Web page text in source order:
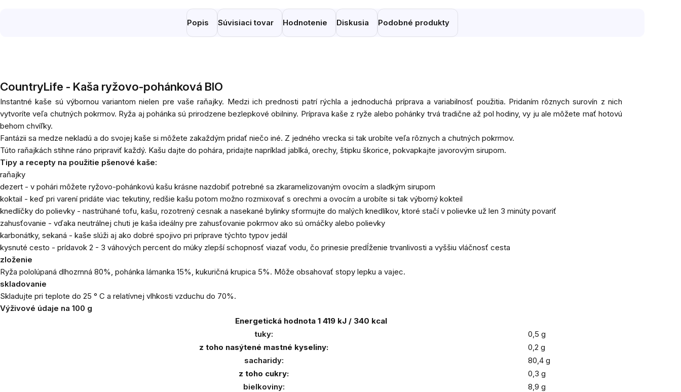
Popis Súvisiaci tovar Hodnotenie Diskusia Podobné produkty
CountryLife - Kaša ryžovo-pohánková BIO
Instantné kaše sú výbornou variantom nielen pre vaše raňajky. Medzi ich prednosti patrí rýchla a jednoduchá príprava a variabilnosť použitia. Pridaním rôznych surovín z nich
vytvoríte veľa chutných pokrmov. Ryža aj pohánka sú prirodzene bezlepkové obilniny. Príprava kaše z ryže alebo pohánky trvá tradične až pol hodiny, vy ju ale môžete mať hotovú
behom chvíľky.
Fantázii sa medze nekladú a do svojej kaše si môžete zakaždým pridať niečo iné. Z jedného vrecka si tak urobíte veľa rôznych a chutných pokrmov.
Túto raňajkách stihne ráno pripraviť každý. Kašu dajte do pohára, pridajte napríklad jablká, orechy, štipku škorice, pokvapkajte javorovým sirupom.
Tipy a recepty na použitie pšenové kaše:
raňajky
dezert - v pohári môžete ryžovo-pohánkovú kašu krásne nazdobiť potrebné sa zkaramelizovaným ovocím a sladkým sirupom
koktail - keď pri varení pridáte viac tekutiny, redšie kašu potom možno rozmixovať s orechmi a ovocím a urobíte si tak výborný kokteil
knedlíčky do polievky - nastrúhané tofu, kašu, rozotrený cesnak a nasekané bylinky sformujte do malých knedlíkov, ktoré stačí v polievke už len 3 minúty povariť
zahusťovanie - vďaka neutrálnej chuti je kaša ideálny pre zahusťovanie pokrmov ako sú omáčky alebo polievky
karbonátky, sekaná - kaše slúži aj ako dobré spojivo pri príprave týchto typov jedál
kysnuté cesto - prídavok 2 - 3 váhových percent do múky zlepší schopnosť viazať vodu, čo prinesie predĺženie trvanlivosti a vyššiu vláčnosť cesta
zloženie
Ryža pololúpaná dlhozrnná 80%, pohánka lámanka 15%, kukuričná krupica 5%. Môže obsahovať stopy lepku a vajec.
skladovanie
Skladujte pri teplote do 25 ° C a relatívnej vlhkosti vzduchu do 70%.
Výživové údaje na 100 g
Energetická hodnota 1 419 kJ / 340 kcal
tuky:
0,5 g
z toho nasýtené mastné kyseliny:
0,2 g
sacharidy:
80,4 g
z toho cukry:
0,3 g
bielkoviny:
8,9 g